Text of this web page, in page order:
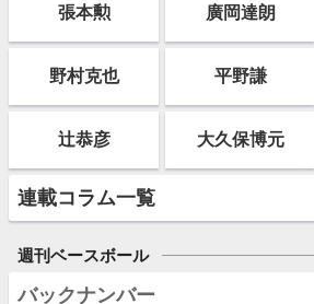
張本勲 廣岡達朗
野村克也 平野謙
辻恭彦 大久保博元
連載コラム一覧
週刊ベースボール
バックナンバー